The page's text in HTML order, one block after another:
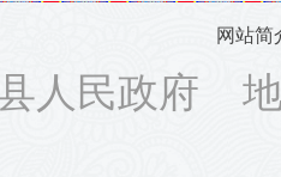
网站简
人民政府